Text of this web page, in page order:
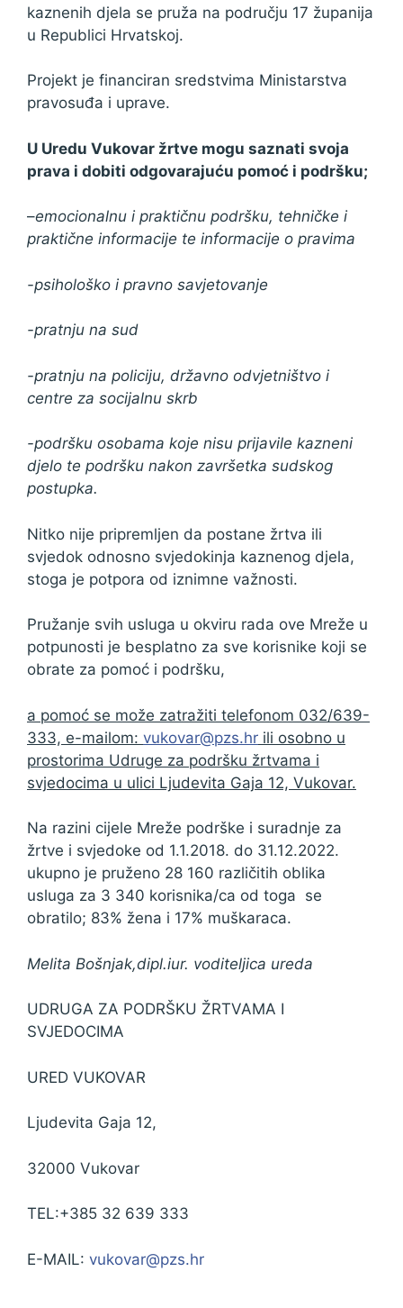
kaznenih djela se pruža na području 17 županija
u Republici Hrvatskoj.
Projekt je financiran sredstvima Ministarstva
pravosuđa i uprave.
U Uredu Vukovar žrtve mogu saznati svoja
prava i dobiti odgovarajuću pomoć i podršku;
–emocionalnu i praktičnu podršku, tehničke i
praktične informacije te informacije o pravima
-psihološko i pravno savjetovanje
-pratnju na sud
-pratnju na policiju, državno odvjetništvo i
centre za socijalnu skrb
-podršku osobama koje nisu prijavile kazneni
djelo te podršku nakon završetka sudskog
postupka.
Nitko nije pripremljen da postane žrtva ili
svjedok odnosno svjedokinja kaznenog djela,
stoga je potpora od iznimne važnosti.
Pružanje svih usluga u okviru rada ove Mreže u
potpunosti je besplatno za sve korisnike koji se
obrate za pomoć i podršku,
a pomoć se može zatražiti telefonom 032/639-
333, e-mailom: vukovar@pzs.hr ili osobno u
prostorima Udruge za podršku žrtvama i
svjedocima u ulici Ljudevita Gaja 12, Vukovar.
Na razini cijele Mreže podrške i suradnje za
žrtve i svjedoke od 1.1.2018. do 31.12.2022.
ukupno je pruženo 28 160 različitih oblika
usluga za 3 340 korisnika/ca od toga se
obratilo; 83% žena i 17% muškaraca.
Melita Bošnjak,dipl.iur. voditeljica ureda
UDRUGA ZA PODRŠKU ŽRTVAMA I
SVJEDOCIMA
URED VUKOVAR
Ljudevita Gaja 12,
32000 Vukovar
TEL:+385 32 639 333
E-MAIL: vukovar@pzs.hr